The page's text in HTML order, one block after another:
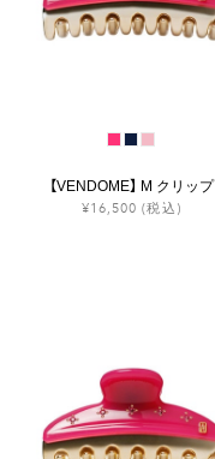
【VENDOME】 M クリップ
¥16,500 (税込)